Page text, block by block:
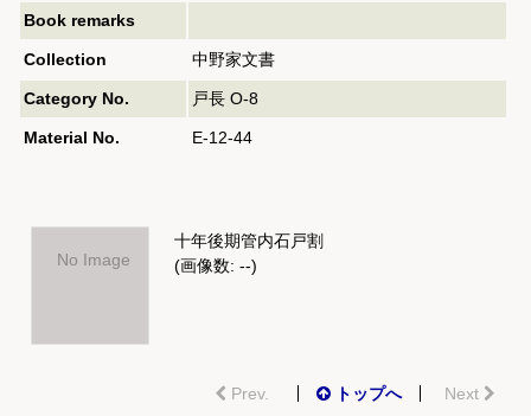
Book remarks
Collection 中野家文書
Category No. 戸長 O-8
Material No. E-12-44
No Image
十年後期管内石戸割
(画像数: --)
Prev. トップへ Next